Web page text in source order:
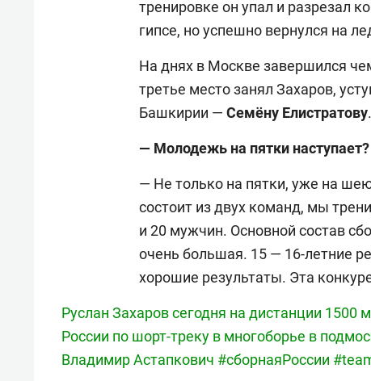
тренировке он упал и разрезал
гипсе, но успешно вернулся на
На днях в Москве завершился
третье место занял Захаров,
Башкирии — Семёну Елистратову.
— Молодежь на пятки наступает?
— Не только на пятки, уже на
состоит из двух команд, мы
и 20 мужчин. Основной состав
очень большая. 15 — 16-летние
хорошие результаты. Эта
Руслан Захаров сегодня на дистанции
России по шорт-треку в многоборье в
Владимир Астапкович #сборнаяРоссии